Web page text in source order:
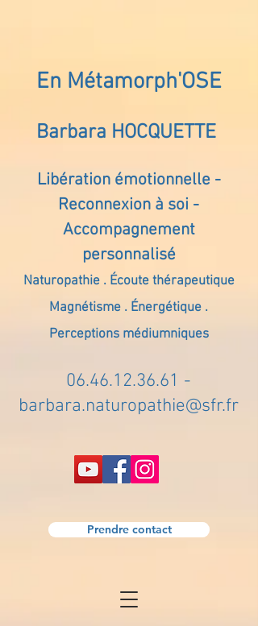
En Métamorph'OSE
Barbara HOCQUETTE
Libération émotionnelle -
Reconnexion à soi -
Accompagnement
personnalisé
Naturopathie . Écoute thérapeutique
Magnétisme . Énergétique .
Perceptions médiumniques
06.46.12.36.61 -
barbara.naturopathie@sfr.fr
Prendre contact